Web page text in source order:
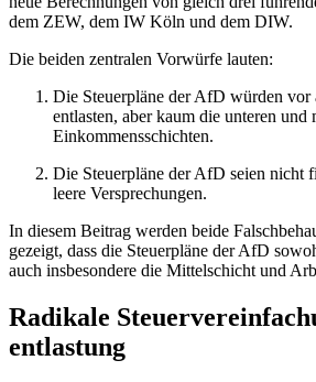
dem ZEW, dem IW Köln und dem DIW.
Die beiden zentralen Vorwürfe lauten:
Die Steuerpläne der AfD würden vor
entlasten, aber kaum die unteren und
Einkommensschichten.
Die Steuerpläne der AfD seien nicht
leere Versprechungen.
In diesem Beitrag werden beide
gezeigt, dass die Steuerpläne der AfD
auch insbesondere die Mittelschicht und
Radikale
entlastung